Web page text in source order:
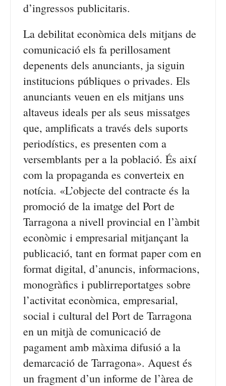
d’ingressos publicitaris.
La debilitat econòmica dels mitjans de
comunicació els fa perillosament
depenents dels anunciants, ja siguin
institucions públiques o privades. Els
anunciants veuen en els mitjans uns
altaveus ideals per als seus missatges
que, amplificats a través dels suports
periodístics, es presenten com a
versemblants per a la població. És així
com la propaganda es converteix en
notícia. «L’objecte del contracte és la
promoció de la imatge del Port de
Tarragona a nivell provincial en l’àmbit
econòmic i empresarial mitjançant la
publicació, tant en format paper com en
format digital, d’anuncis, informacions,
monogràfics i publirreportatges sobre
l’activitat econòmica, empresarial,
social i cultural del Port de Tarragona
en un mitjà de comunicació de
pagament amb màxima difusió a la
demarcació de Tarragona». Aquest és
un fragment d’un informe de l’àrea de